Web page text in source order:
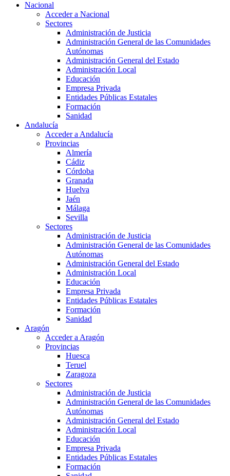
Nacional
Acceder a Nacional
Sectores
Administración de Justicia
Administración General de las Comunidades
Autónomas
Administración General del Estado
Administración Local
Educación
Empresa Privada
Entidades Públicas Estatales
Formación
Sanidad
Andalucía
Acceder a Andalucía
Provincias
Almería
Cádiz
Córdoba
Granada
Huelva
Jaén
Málaga
Sevilla
Sectores
Administración de Justicia
Administración General de las Comunidades
Autónomas
Administración General del Estado
Administración Local
Educación
Empresa Privada
Entidades Públicas Estatales
Formación
Sanidad
Aragón
Acceder a Aragón
Provincias
Huesca
Teruel
Zaragoza
Sectores
Administración de Justicia
Administración General de las Comunidades
Autónomas
Administración General del Estado
Administración Local
Educación
Empresa Privada
Entidades Públicas Estatales
Formación